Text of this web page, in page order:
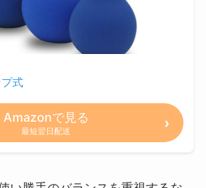
式
Amazonで見る
最短翌日配送